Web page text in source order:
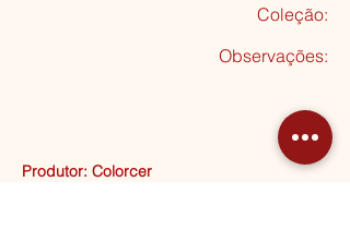
Coleção:
Observações:
Produtor: Colorcer